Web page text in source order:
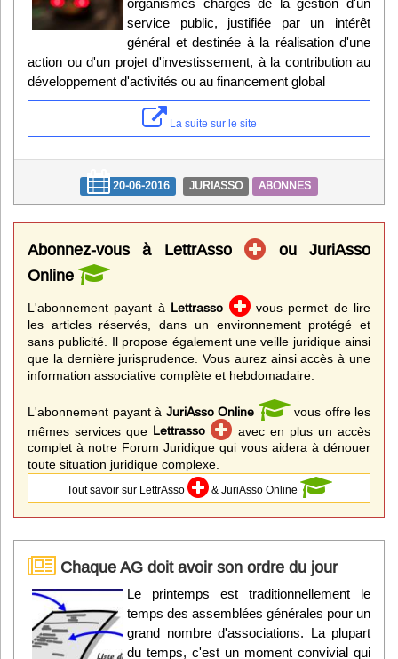
service public, justifiée par un intérêt
général et destinée à la réalisation d'une
action ou d'un projet d'investissement, à la contribution au
développement d'activités ou au financement global
La suite sur le site
20-06-2016 JURIASSO ABONNES
Abonnez-vous à LettrAsso
ou JuriAsso
Online
L'abonnement payant à Lettrasso
vous permet de lire
les articles réservés, dans un environnement protégé et
sans publicité. Il propose également une veille juridique ainsi
que la dernière jurisprudence. Vous aurez ainsi accès à une
information associative complète et hebdomadaire.
L'abonnement payant à JuriAsso Online
vous offre les
mêmes services que Lettrasso
avec en plus un accès
complet à notre Forum Juridique qui vous aidera à dénouer
toute situation juridique complexe.
Tout savoir sur LettrAsso & JuriAsso Online
Chaque AG doit avoir son ordre du jour
Le printemps est traditionnellement le
temps des assemblées générales pour un
grand nombre d'associations. La plupart
du temps, c'est un moment convivial qui